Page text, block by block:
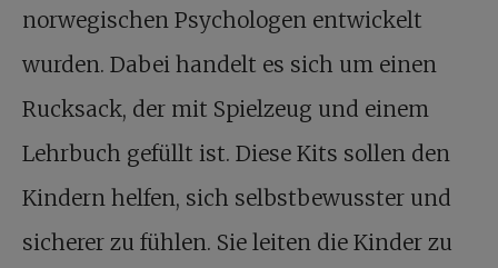
norwegischen Psychologen entwickelt
wurden. Dabei handelt es sich um einen
Rucksack, der mit Spielzeug und einem
Lehrbuch gefüllt ist. Diese Kits sollen den
Kindern helfen, sich selbstbewusster und
sicherer zu fühlen. Sie leiten die Kinder zu